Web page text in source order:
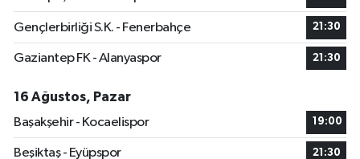
Gençlerbirliği S.K. - Fenerbahçe 21:30
Gaziantep FK - Alanyaspor 21:30
16 Ağustos, Pazar
Başakşehir - Kocaelispor
19:00
Beşiktaş - Eyüpspor 21:30